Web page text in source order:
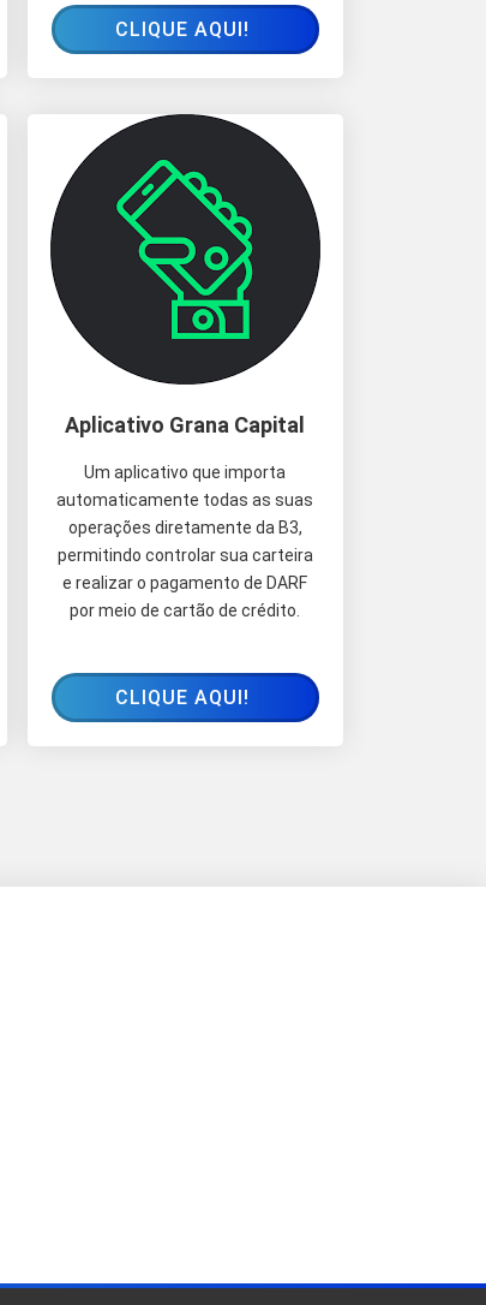
CLIQUE AQUI!
Aplicativo Grana Capital
Um aplicativo que importa
automaticamente todas as suas
operações diretamente da B3,
permitindo controlar sua carteira
e realizar o pagamento de DARF
por meio de cartão de crédito.
CLIQUE AQUI!